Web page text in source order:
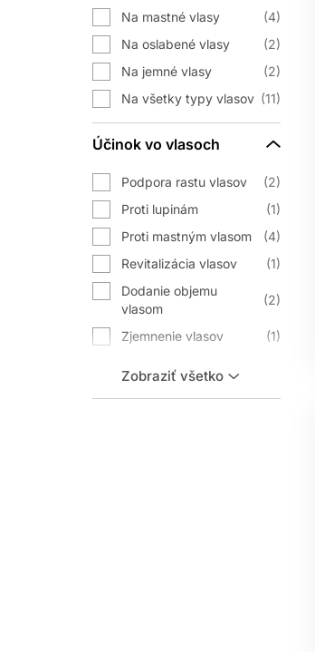
Na mastné vlasy
4
Na oslabené vlasy
2
Na jemné vlasy
2
Na všetky typy vlasov
11
Účinok vo vlasoch
Podpora rastu vlasov
2
Proti lupinám
1
Proti mastným vlasom
4
Revitalizácia vlasov
1
Dodanie objemu
vlasom
2
Zjemnenie vlasov
1
vlasov
Zobraziť všetko